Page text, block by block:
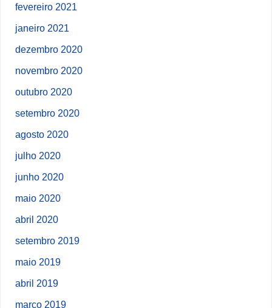
fevereiro 2021
janeiro 2021
dezembro 2020
novembro 2020
outubro 2020
setembro 2020
agosto 2020
julho 2020
junho 2020
maio 2020
abril 2020
setembro 2019
maio 2019
abril 2019
março 2019